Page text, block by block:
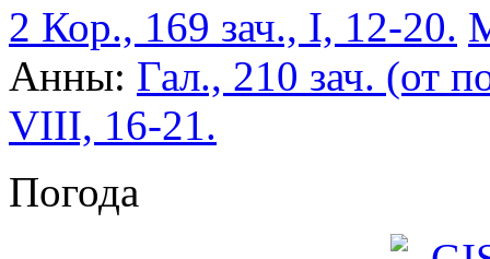
2 Кор., 169 зач., I, 12-20.
Анны: Гал., 210 зач. (от
VIII, 16-21.
Погода